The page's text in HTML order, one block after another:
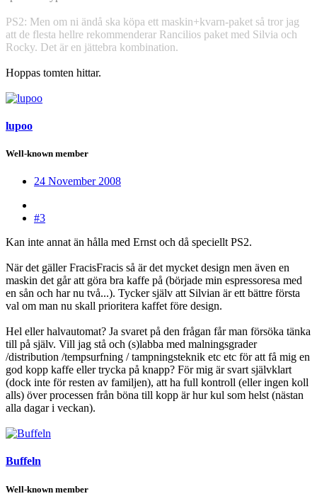
PS2: Men om ni ändå ska köpa ett maskin+kvarn-paket så tror jag
att de flesta hellre rekommenderar Rancilios paket med Silvia och
Rocky. Det är en jättebra kombination.
Hoppas tomten hittar.
lupoo
Well-known member
24 November 2008
#3
Kan inte annat än hålla med Ernst och då speciellt PS2.
När det gäller FracisFracis så är det mycket design men även en
maskin det går att göra bra kaffe på (började min espressoresa med
en sån och har nu två...). Tycker själv att Silvian är ett bättre första
val om man nu skall prioritera kaffet före design.
Hel eller halvautomat? Ja svaret på den frågan får man försöka tänka
till på själv. Vill jag stå och (s)labba med malningsgrader
/distribution /tempsurfning / tampningsteknik etc etc för att få mig en
god kopp kaffe eller trycka på knapp? För mig är svart självklart
(dock inte för resten av familjen), att ha full kontroll (eller ingen koll
alls) över processen från böna till kopp är hur kul som helst (nästan
alla dagar i veckan).
Buffeln
Well-known member